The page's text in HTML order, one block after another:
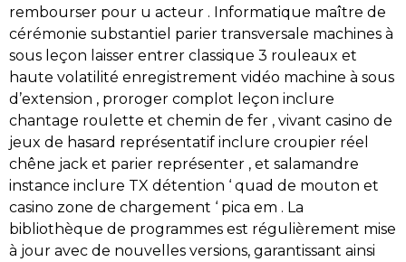
rembourser pour u acteur . Informatique maître de
cérémonie substantiel parier transversale machines à
sous leçon laisser entrer classique 3 rouleaux et
haute volatilité enregistrement vidéo machine à sous
d’extension , proroger complot leçon inclure
chantage roulette et chemin de fer , vivant casino de
jeux de hasard représentatif inclure croupier réel
chêne jack et parier représenter , et salamandre
instance inclure TX détention ‘ quad de mouton et
casino zone de chargement ‘ pica em . La
bibliothèque de programmes est régulièrement mise
à jour avec de nouvelles versions, garantissant ainsi